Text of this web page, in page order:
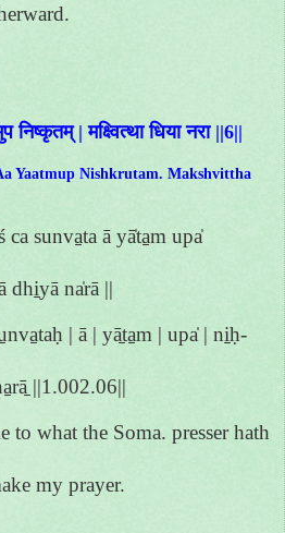
| मक्ष्वित्था धिया नरा ||6||
Yaatmup Nishkrutam. Makshvittha
sunva̱ta ā yā̍ta̱m upa̍
dhi̱yā na̍rā ||
| ā | yā̱ta̱m | upa̍ | ni̱ḥ-
||1.002.06||
to what the Soma. presser hath
my prayer.